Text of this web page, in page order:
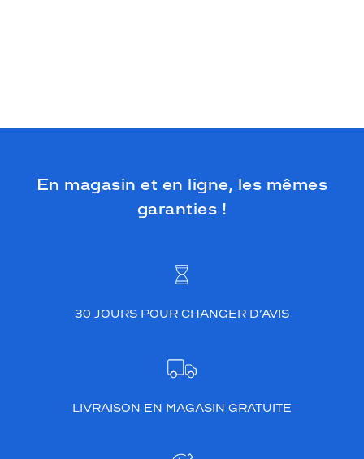
En magasin et en ligne, les mêmes
garanties !
30 JOURS POUR CHANGER D’AVIS
LIVRAISON EN MAGASIN GRATUITE